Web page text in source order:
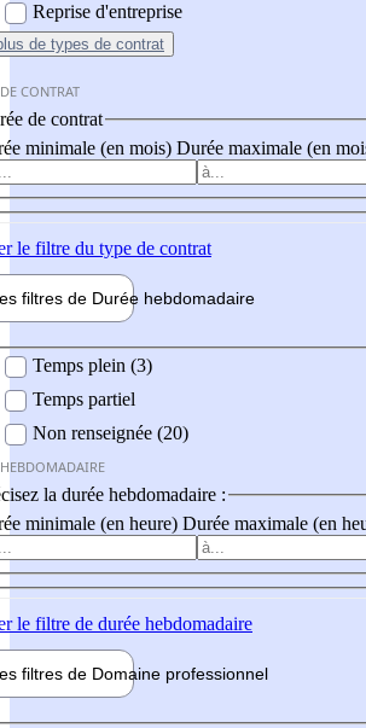
Reprise d'entreprise
de types de contrat
CONTRAT
de contrat
minimale (en mois) Durée maximale (en
le filtre du type de contrat
filtres de Durée hebdomadaire
Temps plein (3)
Temps partiel
Non renseignée (20)
la durée hebdomadaire :
minimale (en heure) Durée maximale (en
le filtre de durée hebdomadaire
filtres de Domaine professionnel